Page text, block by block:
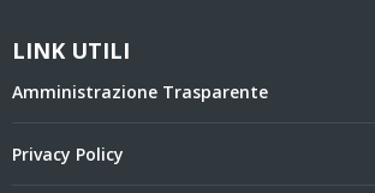
LINK UTILI
Amministrazione Trasparente
Privacy Policy